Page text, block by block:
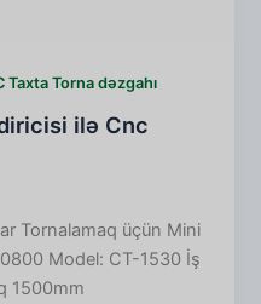
Taxta Torna dəzgahı
ilə Cnc
Tornalamaq üçün Mini
Model: CT-1530 İş
1500mm